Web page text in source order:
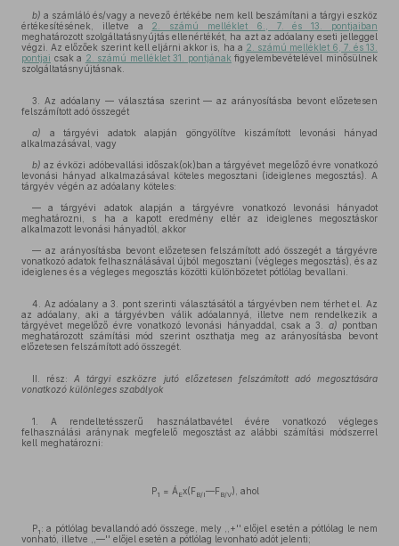
b) a számláló és/vagy a nevező értékébe nem kell beszámítani a tárgyi eszköz
értékesítésének, illetve a 2. számú melléklet 6., 7. és 13. pontjaiban
meghatározott szolgáltatásnyújtás ellenértékét, ha azt az adóalany eseti jelleggel
végzi. Az előzőek szerint kell eljárni akkor is, ha a 2. számú melléklet 6, 7. és 13.
pontjai csak a 2. számú melléklet 31. pontjának figyelembevételével minősülnek
szolgáltatásnyújtásnak.
3. Az adóalany — választása szerint — az arányosításba bevont előzetesen
felszámított adó összegét
a) a tárgyévi adatok alapján göngyölítve kiszámított levonási hányad
alkalmazásával, vagy
b) az évközi adóbevallási időszak(ok)ban a tárgyévet megelőző évre vonatkozó
levonási hányad alkalmazásával köteles megosztani (ideiglenes megosztás). A
tárgyév végén az adóalany köteles:
— a tárgyévi adatok alapján a tárgyévre vonatkozó levonási hányadot
meghatározni, s ha a kapott eredmény eltér az ideiglenes megosztáskor
alkalmazott levonási hányadtól, akkor
— az arányosításba bevont előzetesen felszámított adó összegét a tárgyévre
vonatkozó adatok felhasználásával újból megosztani (végleges megosztás), és az
ideiglenes és a végleges megosztás közötti különbözetet pótlólag bevallani.
4. Az adóalany a 3. pont szerinti választásától a tárgyévben nem térhet el. Az
az adóalany, aki a tárgyévben válik adóalannyá, illetve nem rendelkezik a
tárgyévet megelőző évre vonatkozó levonási hányaddal, csak a 3. a) pontban
meghatározott számítási mód szerint oszthatja meg az arányosításba bevont
előzetesen felszámított adó összegét.
II. rész:A tárgyi eszközre jutó előzetesen felszámított adó megosztására
vonatkozó különleges szabályok
1. A rendeltetésszerű használatbavétel évére vonatkozó végleges
felhasználási aránynak megfelelő megosztást az alábbi számítási módszerrel
kell meghatározni:
P1 = ÁEx(FB/I—FB/V), ahol
P1 : a pótlólag bevallandó adó összege, mely ,,+'' előjel esetén a pótlólag le nem
vonható, illetve ,,—'' előjel esetén a pótlólag levonható adót jelenti;